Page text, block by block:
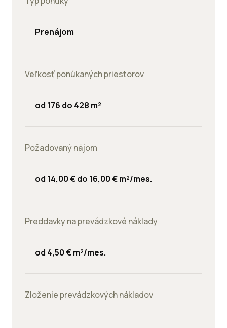
Prenájom
Veľkosť ponúkaných priestorov
od 176 do 428 m²
Požadovaný nájom
od 14,00 € do 16,00 € m²/mes.
Preddavky na prevádzkové náklady
od 4,50 € m²/mes.
Zloženie prevádzkových nákladov